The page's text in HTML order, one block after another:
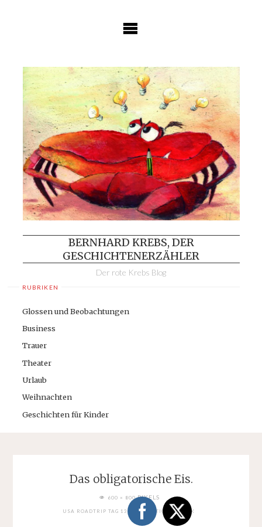
BERNHARD KREBS, DER
GESCHICHTENERZÄHLER
Der rote Krebs Blog
RUBRIKEN
Glossen und Beobachtungen
Business
Trauer
Theater
Urlaub
Weihnachten
Geschichten für Kinder
Das obligatorische Eis.
FULL600 × 800PIXELS
USA ROADTRIP TAG 13: ZION NATIONAL PARK